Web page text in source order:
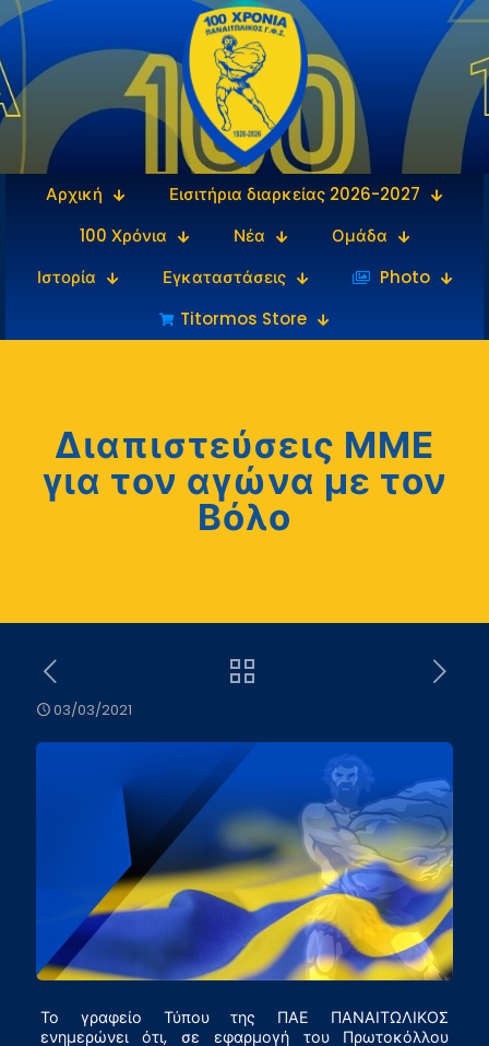
Αρχική
Εισιτήρια διαρκείας 2026-2027
100 Χρόνια
Νέα
Ομάδα
Ιστορία
Εγκαταστάσεις
‎‏‏‎ ‎Photo
Titormos Store
Διαπιστεύσεις ΜΜΕ
για τον αγώνα με τον
Βόλο
03/03/2021
Το γραφείο Τύπου της ΠΑΕ ΠΑΝΑΙΤΩΛΙΚΟΣ
ενημερώνει ότι, σε εφαρμογή του Πρωτοκόλλου